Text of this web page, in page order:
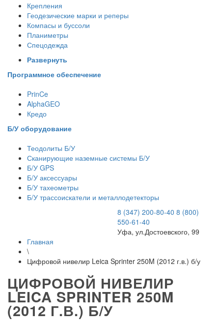
Крепления
Геодезические марки и реперы
Компасы и буссоли
Планиметры
Спецодежда
Развернуть
Программное обеспечение
PrinCe
AlphaGEO
Кредо
Б/У оборудование
Теодолиты Б/У
Сканирующие наземные системы Б/У
Б/У GPS
Б/У аксессуары
Б/У тахеометры
Б/У трассоискатели и металлодетекторы
8 (347) 200-80-40 8 (800)
550-61-40
Уфа, ул.Достоевского, 99
Главная
\
Цифровой нивелир Leica Sprinter 250M (2012 г.в.) б/у
ЦИФРОВОЙ НИВЕЛИР
LEICA SPRINTER 250M
(2012 Г.В.) Б/У